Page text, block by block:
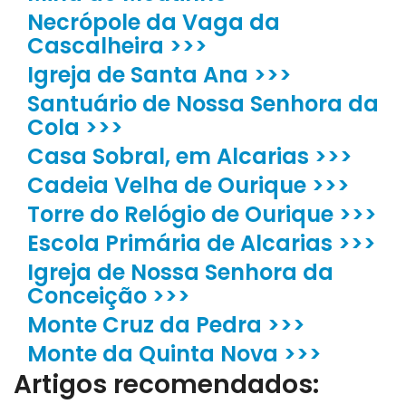
Necrópole da Vaga da
Cascalheira >>>
Igreja de Santa Ana >>>
Santuário de Nossa Senhora da
Cola >>>
Casa Sobral, em Alcarias >>>
Cadeia Velha de Ourique >>>
Torre do Relógio de Ourique >>>
Escola Primária de Alcarias >>>
Igreja de Nossa Senhora da
Conceição >>>
Monte Cruz da Pedra >>>
Monte da Quinta Nova >>>
Artigos recomendados: